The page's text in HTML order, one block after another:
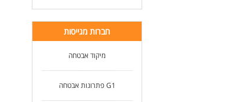
חברות מגייסות
מיקוד אבטחה
G1 פתרונות אבטחה